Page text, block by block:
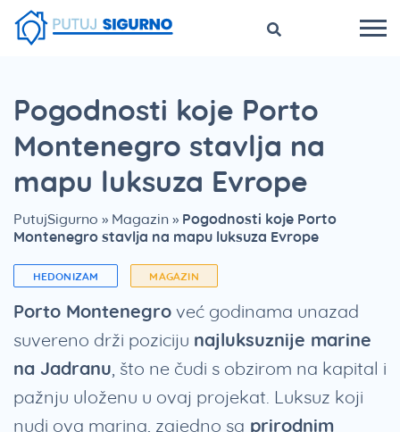
Pogodnosti koje Porto
Montenegro stavlja na
mapu luksuza Evrope
PutujSigurno » Magazin » Pogodnosti koje Porto
Montenegro stavlja na mapu luksuza Evrope
HEDONIZAM MAGAZIN
Porto Montenegro već godinama unazad
suvereno drži poziciju najluksuznije marine
na Jadranu, što ne čudi s obzirom na kapital i
pažnju uloženu u ovaj projekat. Luksuz koji
nudi ova marina, zajedno sa prirodnim